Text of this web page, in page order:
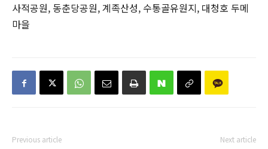
사적공원, 동춘당공원, 계족산성, 수통골유원지, 대청호 두메
마을
Previous article Next article